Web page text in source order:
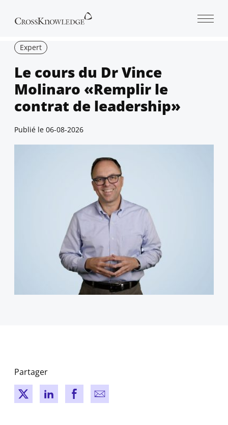
Expert
Le cours du Dr Vince
Molinaro «Remplir le
contrat de leadership»
Publié le 06-08-2026
Partager
New windowNew window
New windowNew window